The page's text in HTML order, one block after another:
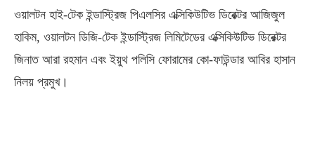
ওয়ালটন হাই-টেক ইন্ডাস্ট্রিজ পিএলসির এক্সিকিউটিভ ডিরেক্টর আজিজুল
হাকিম, ওয়ালটন ডিজি-টেক ইন্ডাস্ট্রিজ লিমিটেডের এক্সিকিউটিভ ডিরেক্টর
জিনাত আরা রহমান এবং ইয়ুথ পলিসি ফোরামের কো-ফাউন্ডার আবির হাসান
নিলয় প্রমুখ।